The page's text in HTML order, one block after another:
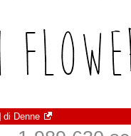
di Denne